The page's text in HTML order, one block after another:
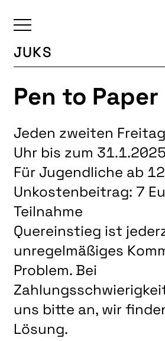
ÜBERSICHT
KALENDER
UNSERE BEREICHE
BAUKULTUR
BILDENDE KUNST
FOTOGRUPPE
INTERKULTUR
JUNGE KUNSTSCHULE
KUNSTREISEN
LITERATUR
MUSIK
NATUR & STRUKTUR
ÜBER UNS
JUKS
Pen to Paper
Jeden zweiten
Uhr bis zum 31.1.2025
Für Jugendliche ab
Unkostenbeitrag: 7
Teilnahme
Quereinstieg ist
unregelmäßiges
Problem. Bei
uns bitte an, wir
Lösung.